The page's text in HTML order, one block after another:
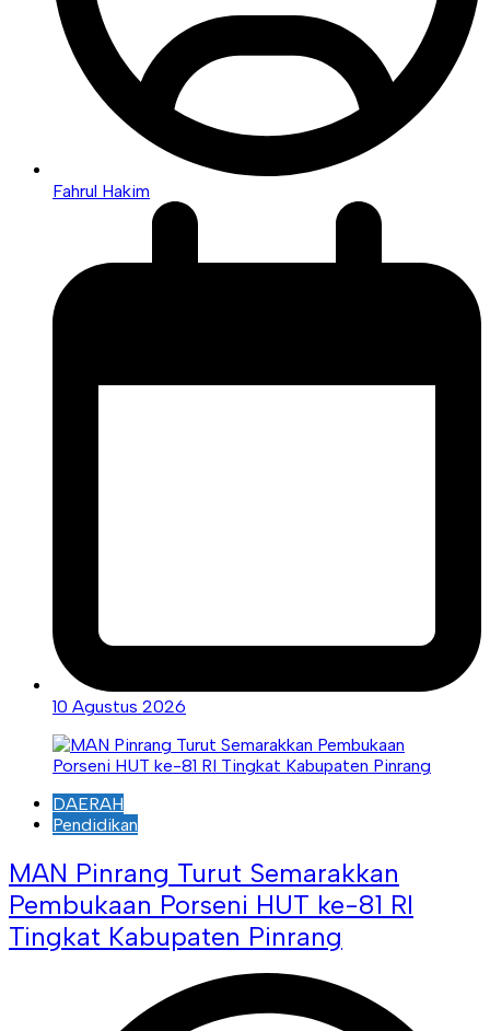
Fahrul Hakim
10 Agustus 2026
DAERAH
Pendidikan
MAN Pinrang Turut Semarakkan
Pembukaan Porseni HUT ke-81 RI
Tingkat Kabupaten Pinrang